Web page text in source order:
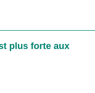
plus forte aux